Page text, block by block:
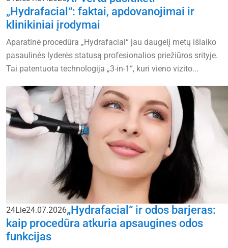
„Hydrafacial“: faktai, apdovanojimai ir
klinikiniai įrodymai
Aparatinė procedūra „Hydrafacial“ jau daugelį metų išlaiko
pasaulinės lyderės statusą profesionalios priežiūros srityje.
Tai patentuota technologija „3-in-1“, kuri vieno vizito...
24Lie24.07.2026„Hydrafacial“ ir odos barjeras:
kaip procedūra atkuria apsaugines odos
funkcijas